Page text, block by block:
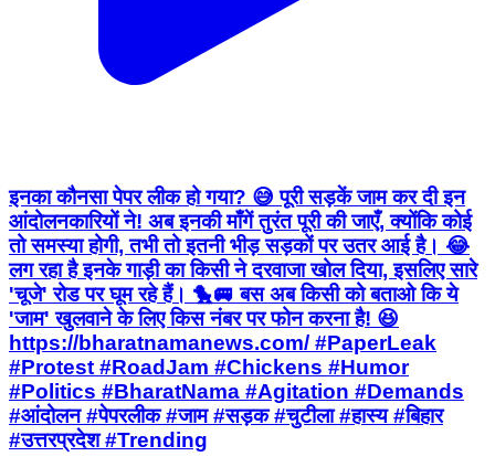
इनका कौनसा पेपर लीक हो गया? 😅 पूरी सड़कें जाम कर दी इन
आंदोलनकारियों ने! अब इनकी माँगें तुरंत पूरी की जाएँ, क्योंकि कोई
तो समस्या होगी, तभी तो इतनी भीड़ सड़कों पर उतर आई है। 😂
लग रहा है इनके गाड़ी का किसी ने दरवाजा खोल दिया, इसलिए सारे
'चूजे' रोड पर घूम रहे हैं। 🐤🚐 बस अब किसी को बताओ कि ये
'जाम' खुलवाने के लिए किस नंबर पर फोन करना है! 😆
https://bharatnamanews.com/ #PaperLeak
#Protest #RoadJam #Chickens #Humor
#Politics #BharatNama #Agitation #Demands
#आंदोलन #पेपरलीक #जाम #सड़क #चुटीला #हास्य #बिहार
#उत्तरप्रदेश #Trending